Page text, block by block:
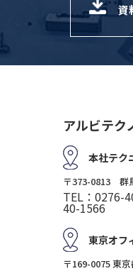
資
アルビテク
本社テク
〒373-0813 群
TEL：0276-
40-1566
東京オフ
〒169-0075 東